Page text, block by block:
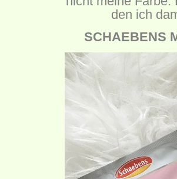
den ich
SCHAEBENS